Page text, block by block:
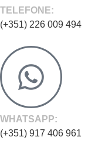
TELEFONE:
(+351) 226 009 494
WHATSAPP:
(+351) 917 406 961